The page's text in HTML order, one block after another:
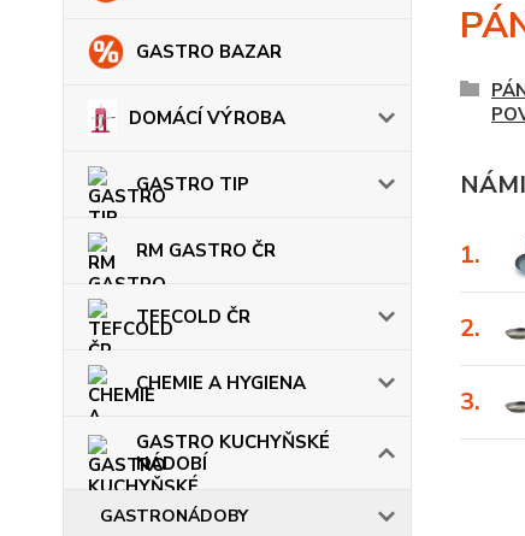
GASTRO BAZAR
DOMÁCÍ VÝROBA
GASTRO TIP
RM GASTRO ČR
TEFCOLD ČR
CHEMIE A HYGIENA
GASTRO KUCHYŇSKÉ
NÁDOBÍ
GASTRONÁDOBY
1.
2.
3.